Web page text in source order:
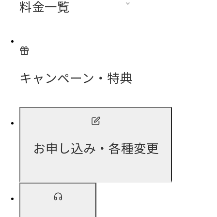
料金一覧
キャンペーン・特典
お申し込み・各種変更